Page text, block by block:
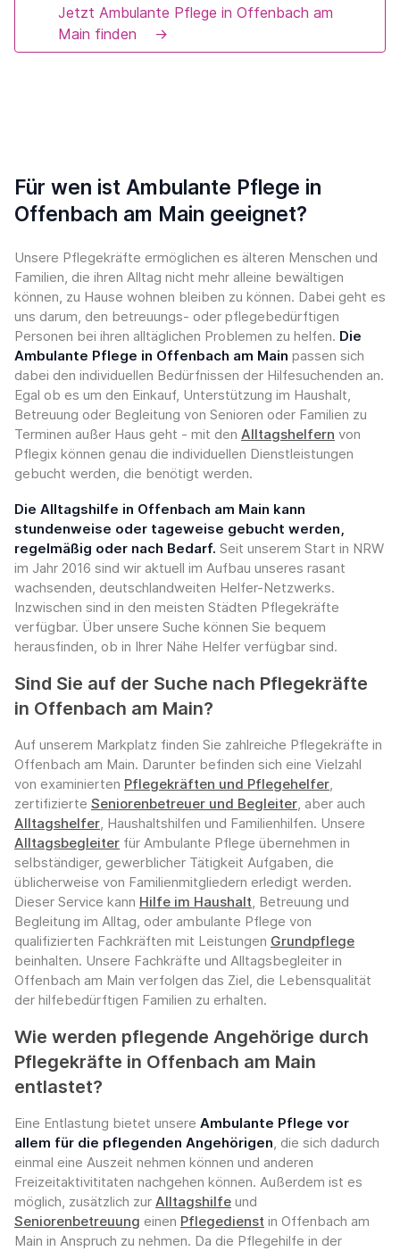
Jetzt Ambulante Pflege in Offenbach am
Main finden
→
Für wen ist Ambulante Pflege in
Offenbach am Main geeignet?
Unsere Pflegekräfte ermöglichen es älteren Menschen und
Familien, die ihren Alltag nicht mehr alleine bewältigen
können, zu Hause wohnen bleiben zu können. Dabei geht es
uns darum, den betreuungs- oder pflegebedürftigen
Personen bei ihren alltäglichen Problemen zu helfen. Die
Ambulante Pflege in Offenbach am Main passen sich
dabei den individuellen Bedürfnissen der Hilfesuchenden an.
Egal ob es um den Einkauf, Unterstützung im Haushalt,
Betreuung oder Begleitung von Senioren oder Familien zu
Terminen außer Haus geht - mit den Alltagshelfern von
Pflegix können genau die individuellen Dienstleistungen
gebucht werden, die benötigt werden.
Die Alltagshilfe in Offenbach am Main kann
stundenweise oder tageweise gebucht werden,
regelmäßig oder nach Bedarf. Seit unserem Start in NRW
im Jahr 2016 sind wir aktuell im Aufbau unseres rasant
wachsenden, deutschlandweiten Helfer-Netzwerks.
Inzwischen sind in den meisten Städten Pflegekräfte
verfügbar. Über unsere Suche können Sie bequem
herausfinden, ob in Ihrer Nähe Helfer verfügbar sind.
Sind Sie auf der Suche nach Pflegekräfte
in Offenbach am Main?
Auf unserem Markplatz finden Sie zahlreiche Pflegekräfte in
Offenbach am Main. Darunter befinden sich eine Vielzahl
von examinierten Pflegekräften und Pflegehelfer,
zertifizierte Seniorenbetreuer und Begleiter, aber auch
Alltagshelfer, Haushaltshilfen und Familienhilfen. Unsere
Alltagsbegleiter für Ambulante Pflege übernehmen in
selbständiger, gewerblicher Tätigkeit Aufgaben, die
üblicherweise von Familienmitgliedern erledigt werden.
Dieser Service kann Hilfe im Haushalt, Betreuung und
Begleitung im Alltag, oder ambulante Pflege von
qualifizierten Fachkräften mit Leistungen Grundpflege
beinhalten. Unsere Fachkräfte und Alltagsbegleiter in
Offenbach am Main verfolgen das Ziel, die Lebensqualität
der hilfebedürftigen Familien zu erhalten.
Wie werden pflegende Angehörige durch
Pflegekräfte in Offenbach am Main
entlastet?
Eine Entlastung bietet unsere Ambulante Pflege vor
allem für die pflegenden Angehörigen, die sich dadurch
einmal eine Auszeit nehmen können und anderen
Freizeitaktivititaten nachgehen können. Außerdem ist es
möglich, zusätzlich zur Alltagshilfe und
Seniorenbetreuung einen Pflegedienst in Offenbach am
Main in Anspruch zu nehmen. Da die Pflegehilfe in der